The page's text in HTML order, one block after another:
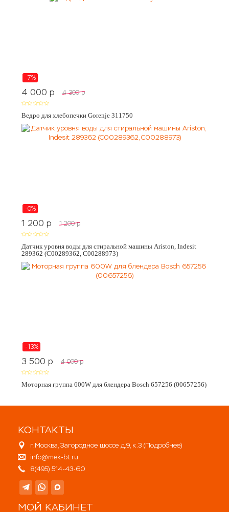
-7%
4 000 p 4 300 p
Ведро для хлебопечки Gorenje 311750
-0%
1 200 p 1 200 p
Датчик уровня воды для стиральной машины Ariston, Indesit
289362 (C00289362, C00288973)
-13%
3 500 p 4 000 p
Моторная группа 600W для блендера Bosch 657256 (00657256)
КОНТАКТЫ
г.Москва, Загородное шоссе д.9, к.3 (Подробнее)
info@mek-bt.ru
8(495) 514-43-60
МОЙ КАБИНЕТ